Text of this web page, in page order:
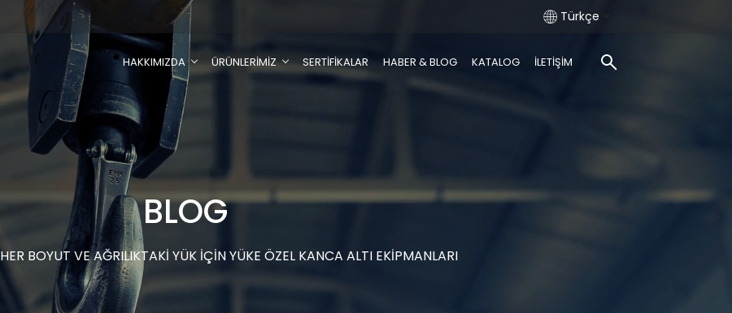
Türkçe
HAKKIMIZDA ÜRÜNLERİMİZ SERTİFİKALAR HABER & BLOG KATALOG İLETİŞİM
BLOG
HER BOYUT VE AĞRILIKTAKİ YÜK İÇİN YÜKE ÖZEL KANCA ALTI EKİPMANLARI